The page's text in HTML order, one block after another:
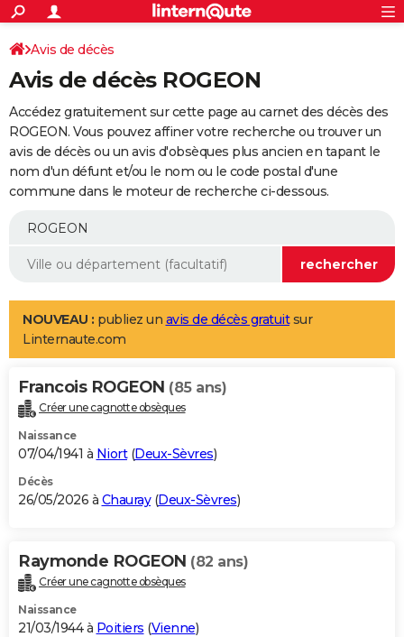
ACTUALITÉS
Politique
Société
Faits Divers
Education
Monde
Villes
+
SPORT
Coupe du monde 2026
Football
Tennis
Cyclisme
Rugby
Forum
Programme TV
TNT
Streaming
Cinéma
Sorties cinéma
Musique
+
FINANCE
Retraite
Epargne
Immobilier
Risques naturels par ville
Banque
Assurance
AUTO
Essais
Réserver un essai
Citadines
Berlines
SUV
Forum auto
+
Mobiles
Meilleur smartphone
Internet
Ordinateurs
Jeux vidéo
Guide high-tech
Aménagement intérieur
LIFESTYLE
Art de vivre
Bien-être
Loisirs
Mode
Modes de vie
Alimentation
Guide de la santé
Maladies
Médicaments
Sommeil
VOYAGE
Destinations
City break
Voyage nature
Voyage de noces
Forum
Climat
+PHOTO
GUIDES D'ACHAT
BONS PLANS
Carte de Noël
Carte Bonne année
Carte Saint-Valentin
Carte Pâques
Carte d'anniversaire
DICTIONNAIRE
Dictionnaire
Biographies
Citations
Expressions
Proverbes
PROGRAMME TV
Avis de décès
Avis de décès ROGEON
Accédez gratuitement sur cette page au carnet des décès des
ROGEON. Vous pouvez affiner votre recherche ou trouver un
avis de décès ou un avis d'obsèques plus ancien en tapant le
nom d'un défunt et/ou le nom ou le code postal d'une
commune dans le moteur de recherche ci-dessous.
NOUVEAU : publiez un avis de décès gratuitsur
Linternaute.com
Francois ROGEON (85 ans)
Créer une cagnotte obsèques
Naissance
07/04/1941 à Niort(Deux-Sèvres)
Décès
26/05/2026 à Chauray(Deux-Sèvres)
Raymonde ROGEON (82 ans)
Créer une cagnotte obsèques
Naissance
21/03/1944 à Poitiers (Vienne)